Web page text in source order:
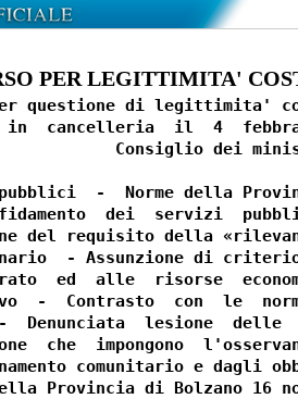
PER LEGITTIMITA'
questione di legittimita'
in  cancelleria  il  4
Consiglio dei
-  Norme della
dei  servizi
del requisito della
- Assunzione di
ed  alle  risorse
-  Contrasto  con  le
Denunciata  lesione  delle
che  impongono
comunitario e dagli
Provincia di Bolzano 16